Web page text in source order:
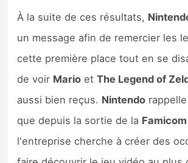
À la suite de ces résultats,
un message afin de remercier les
cette première place tout en se
de voir Mario etThe Legend of
aussi bien reçus. Nintendo
que depuis la sortie de la Famicom
l'entreprise cherche à créer des